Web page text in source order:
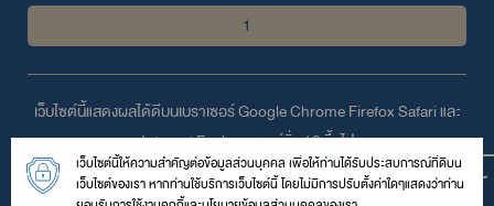
1
เว็บไซต์นี้แสดงผลได้ดีบนเบราเซอร์Google ChromeFirefoxSafariและ
Internet Explorerเวอร์ชั่น 10 ขึ้นไป
© 2559 สงวนลิขสิทธิ์ตามพระราชบัญญัติลิขสิทธิ์โดย สำนักงานสิ่ง
เว็บไซต์นี้ให้ความสำคัญต่อข้อมูลส่วนบุคคล เพื่อให้ท่านได้รับประสบการณ์ที่ดีบน
เว็บไซต์ของเรา หากท่านใช้บริการเว็บไซต์นี้ โดยไม่มีการปรับตั้งค่าใดๆแสดงว่าท่าน